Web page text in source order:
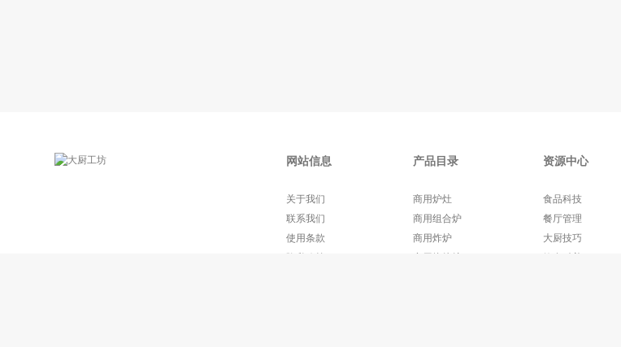
网站信息
关于我们
联系我们
使用条款
隐私政策
产品目录
商用炉灶
商用组合炉
商用炸炉
商用烧烤炉
资源中心
食品科技
餐厅管理
大厨技巧
饮食科普